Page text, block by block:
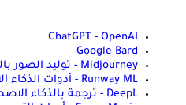
ChatGPT - OpenAI
Google Bard
Midjourney - توليد الصور بالذكاء الاصطناعي
Runway ML - أدوات الذكاء الاصطناعي للفيديو
DeepL - ترجمة بالذكاء الاصطناعي